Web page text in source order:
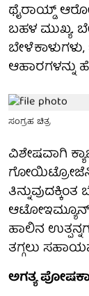
ಥೈರಾಯ್ಡ್
ಬಹಳ ಮುಖ್ಯ.
ಆಹಾರಗಳನ್ನು
ಸಂಗ್ರಹ ಚಿತ್ರ
ವಿಶೇಷವಾಗಿ
ಆಟೋಇಮ್ಯೂನ್
ಹಾಲಿನ
ತಗ್ಗಲು
ಅಗತ್ಯ